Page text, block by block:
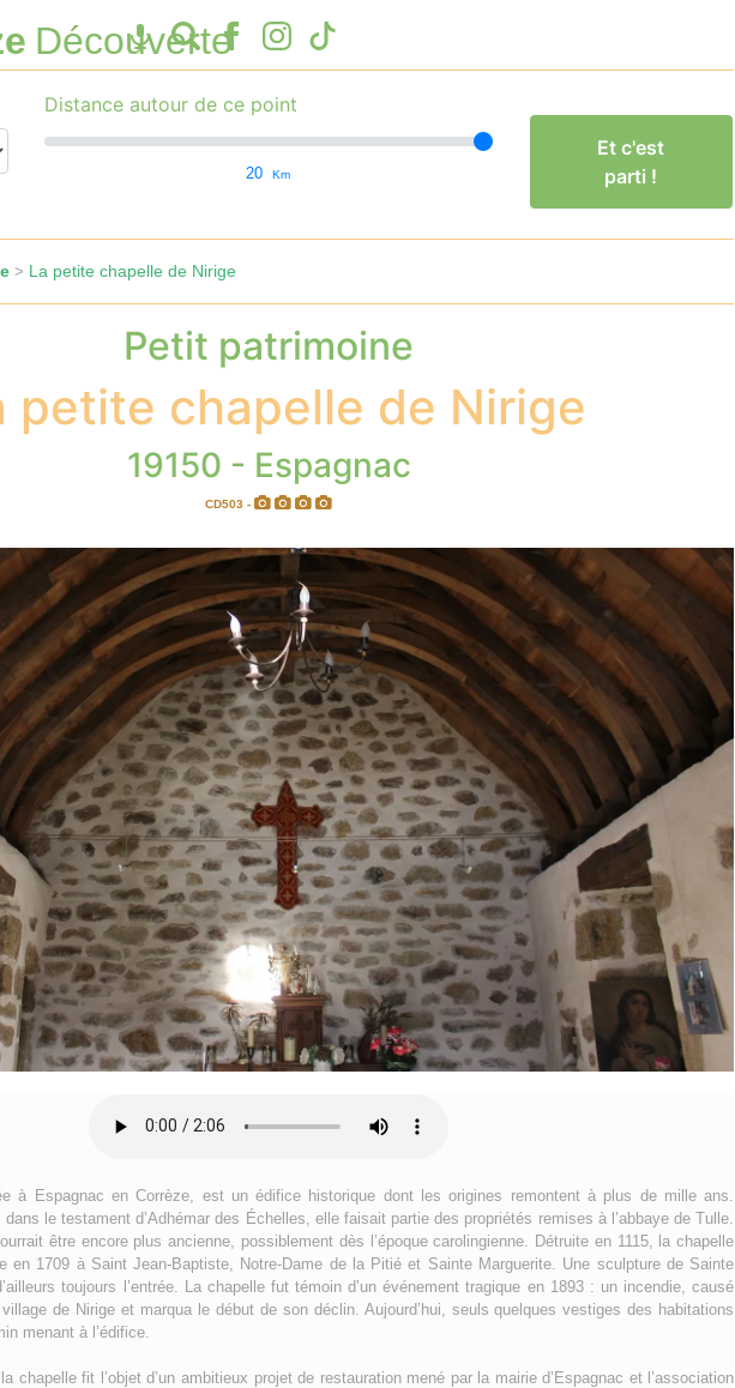
Découverte
Distance autour de ce point
20 Km
Et c'est
parti !
> La petite chapelle de Nirige
Petit patrimoine
petite chapelle de Nirige
19150 - Espagnac
CD503 -
à Espagnac en Corrèze, est un édifice historique dont les origines remontent à plus de mille ans.
le testament d’Adhémar des Échelles, elle faisait partie des propriétés remises à l’abbaye de Tulle.
être encore plus ancienne, possiblement dès l’époque carolingienne. Détruite en 1115, la chapelle
en 1709 à Saint Jean-Baptiste, Notre-Dame de la Pitié et Sainte Marguerite. Une sculpture de Sainte
toujours l’entrée. La chapelle fut témoin d’un événement tragique en 1893 : un incendie, causé
de Nirige et marqua le début de son déclin. Aujourd’hui, seuls quelques vestiges des habitations
menant à l’édifice.
chapelle fit l’objet d’un ambitieux projet de restauration mené par la mairie d’Espagnac et l’association